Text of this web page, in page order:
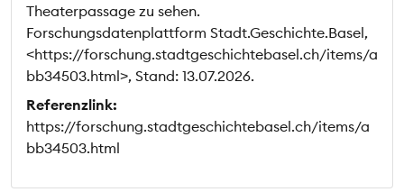
Theaterpassage zu sehen.
Forschungsdatenplattform Stadt.Geschichte.Basel,
<https://forschung.stadtgeschichtebasel.ch/items/a
bb34503.html>, Stand: 13.07.2026.
Referenzlink:
https://forschung.stadtgeschichtebasel.ch/items/a
bb34503.html